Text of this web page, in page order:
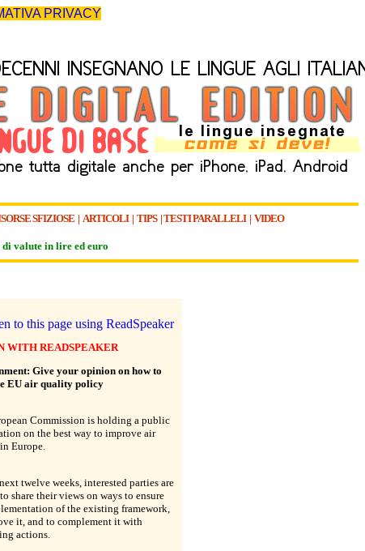
PRIVACY
SFIZIOSE | ARTICOLI| TIPS|TESTI PARALLELI| VIDEO
valute in lire ed euro
WITH READSPEAKER
Give your opinion on how to
EU air quality policy
Commission is holding a public
on the best way to improve air
Europe.
twelve weeks, interested parties are
share their views on ways to ensure
of the existing framework,
it, and to complement it with
actions.